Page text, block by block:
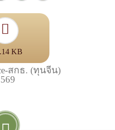
KB
สกธ. (ทุนจีน)